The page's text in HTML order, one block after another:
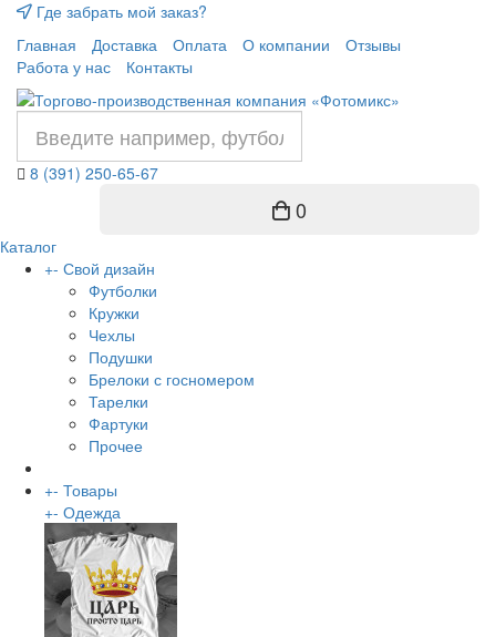
Где забрать мой заказ?
Главная
Доставка Оплата О компании
Отзывы
Работа у нас
Контакты
8 (391) 250-65-67
0
Каталог
+- Свой дизайн
Футболки
Кружки
Чехлы
Подушки
Брелоки с госномером
Тарелки
Фартуки
Прочее
+- Товары
+- Одежда